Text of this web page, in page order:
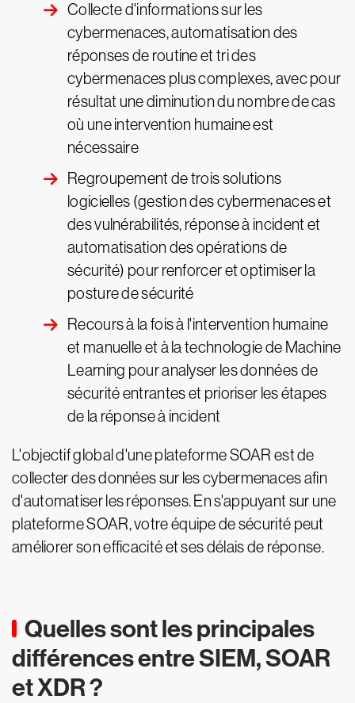
Collecte d'informations sur les
cybermenaces, automatisation des
réponses de routine et tri des
cybermenaces plus complexes, avec pour
résultat une diminution du nombre de cas
où une intervention humaine est
nécessaire
Regroupement de trois solutions
logicielles (gestion des cybermenaces et
des vulnérabilités, réponse à incident et
automatisation des opérations de
sécurité) pour renforcer et optimiser la
posture de sécurité
Recours à la fois à l'intervention humaine
et manuelle et à la technologie de Machine
Learning pour analyser les données de
sécurité entrantes et prioriser les étapes
de la réponse à incident
L'objectif global d'une plateforme SOAR est de
collecter des données sur les cybermenaces afin
d'automatiser les réponses. En s'appuyant sur une
plateforme SOAR, votre équipe de sécurité peut
améliorer son efficacité et ses délais de réponse.
Quelles sont les principales
différences entre SIEM, SOAR
et XDR ?